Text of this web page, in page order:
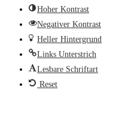
Hoher Kontrast
Negativer Kontrast
Heller Hintergrund
Links Unterstrich
Lesbare Schriftart
Reset